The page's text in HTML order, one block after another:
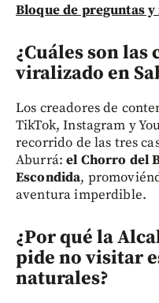
Bloque de preguntas y
¿Cuáles son las
viralizado en
Los creadores de
TikTok, Instagram y
recorrido de las tres
Aburrá:el Chorro del
Escondida,
aventura imperdible.
¿Por qué la
pide no visitar
naturales?